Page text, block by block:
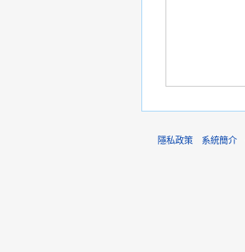
隱私政策 系統簡介